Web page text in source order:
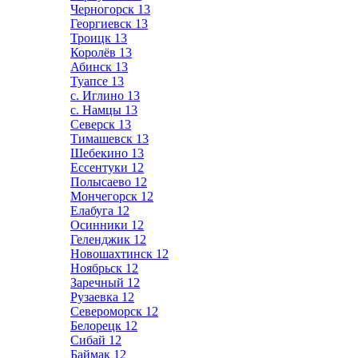
Черногорск 13
Георгиевск 13
Троицк 13
Королёв 13
Абинск 13
Туапсе 13
с. Иглино 13
с. Намцы 13
Северск 13
Тимашевск 13
Шебекино 13
Ессентуки 12
Полысаево 12
Мончегорск 12
Елабуга 12
Осинники 12
Геленджик 12
Новошахтинск 12
Ноябрьск 12
Заречный 12
Рузаевка 12
Североморск 12
Белорецк 12
Сибай 12
Баймак 12